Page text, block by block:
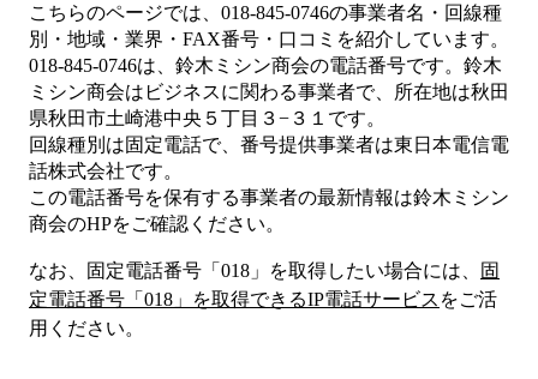
こちらのページでは、 018-845-0746の事業者名・回線種
別・地域・業界・FAX番号・口コミを紹介しています。
018-845-0746は、 鈴木ミシン商会の電話番号です。 鈴木
ミシン商会は ビジネスに関わる事業者で、所在地は秋田
県秋田市土崎港中央５丁目３−３１ です。
回線種別は固定電話で、番号提供事業者は東日本電信電
話株式会社です。
この電話番号を保有する事業者の最新情報は鈴木ミシン
商会のHPをご確認ください。
なお、固定電話番号「 018 」を取得したい場合には、
固
定電話番号「 018 」を取得できるIP電話サービス をご活
用ください。